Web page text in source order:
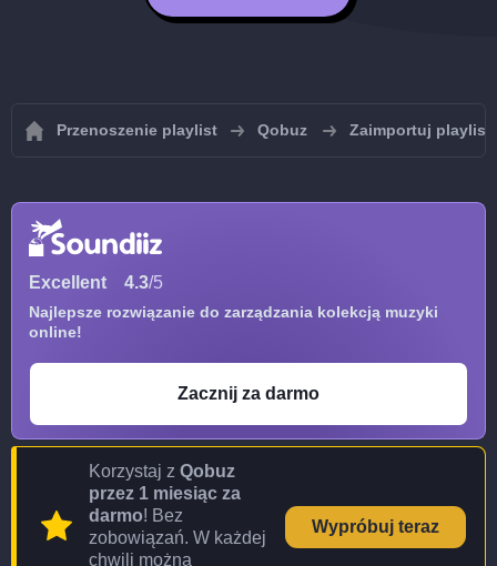
Przenoszenie playlist Qobuz Zaimportuj
Excellent 4.3/5
Najlepsze rozwiązanie do zarządzania kolekcją muzyki
online!
Zacznij za darmo
Korzystaj z Qobuz
przez 1 miesiąc za
darmo! Bez
zobowiązań. W każdej
chwili można
Wypróbuj teraz